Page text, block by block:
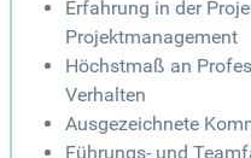
Erfahrung in der
Projektmanagement
Höchstmaß an
Verhalten
Ausgezeichnete
Führungs- und